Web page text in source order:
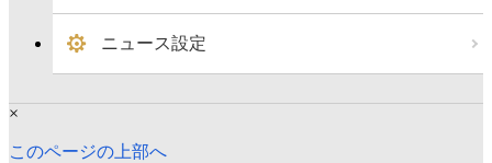
ニュース設定
×
このページの上部へ